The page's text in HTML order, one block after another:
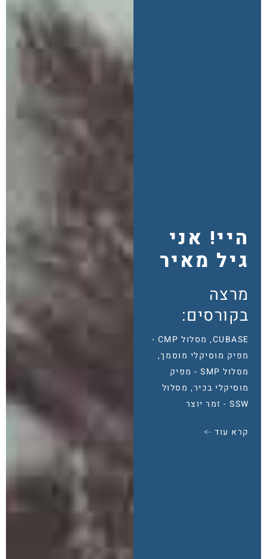
היי! אני
גיל מאיר
מרצה
בקורסים:
CUBASE
,
מסלול CMP -
מפיק מוסיקלי מוסמך,
מסלול SMP - מפיק
מוסיקלי בכיר, מסלול
SSW - זמר יוצר
קרא עוד ->